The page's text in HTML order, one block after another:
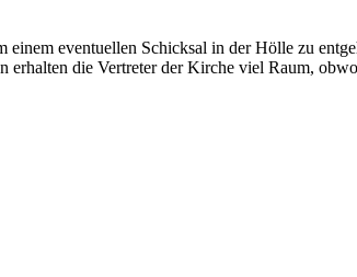
eventuellen Schicksal in der Hölle zu
die Vertreter der Kirche viel Raum,